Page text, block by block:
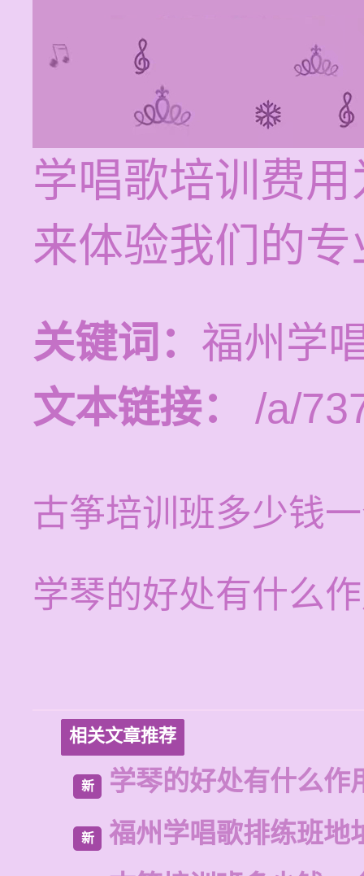
学唱歌培训费
来体验我们的
关键词： 福州学
文本链接：
/a/
古筝培训班多少钱
学琴的好处有什么
相关文章推荐
新 学琴的好处有什么作
新
福州学唱歌排练班地